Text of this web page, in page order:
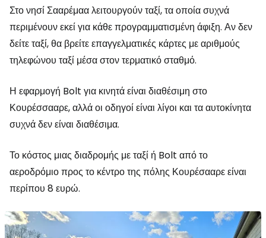
Στο νησί Σααρέμαα λειτουργούν ταξί, τα οποία συχνά
περιμένουν εκεί για κάθε προγραμματισμένη άφιξη. Αν δεν
δείτε ταξί, θα βρείτε επαγγελματικές κάρτες με αριθμούς
τηλεφώνου ταξί μέσα στον τερματικό σταθμό.
Η εφαρμογή Bolt για κινητά είναι διαθέσιμη στο
Κουρέσσααρε, αλλά οι οδηγοί είναι λίγοι και τα αυτοκίνητα
συχνά δεν είναι διαθέσιμα.
Το κόστος μιας διαδρομής με ταξί ή Bolt από το
αεροδρόμιο προς το κέντρο της πόλης Κουρέσααρε είναι
περίπου 8 ευρώ.